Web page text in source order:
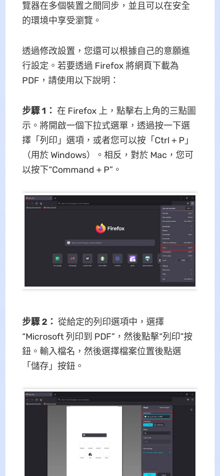
覽器在多個裝置之間同步，並且可以在安全
的環境中享受瀏覽。
透過修改設置，您還可以根據自己的意願進
行設定。若要透過 Firefox 將網頁下載為
PDF，請使用以下說明：
步驟 1： 在 Firefox 上，點擊右上角的三點圖
示。將開啟一個下拉式選單，透過按一下選
擇「列印」選項，或者您可以按「Ctrl + P」
（用於 Windows）。相反，對於 Mac，您可
以按下“Command + P”。
步驟 2： 從給定的列印選項中，選擇
“Microsoft 列印到 PDF”，然後點擊“列印”按
鈕。輸入檔名，然後選擇檔案位置後點選
「儲存」按鈕。